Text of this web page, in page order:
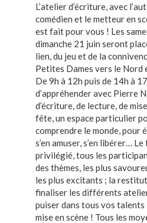
L’atelier d’écriture, avec
comédien et le metteur en
est fait pour vous ! Les
dimanche 21 juin seront
lien, du jeu et de la
Petites Dames vers le Nord
De 9h à 12h puis de 14h à
d’appréhender avec Pierre
d’écriture, de lecture, de
fête, un espace particulier
comprendre le monde, pour
s’en amuser, s’en libérer…
privilégié, tous les
des thèmes, les plus
les plus excitants ; la
finaliser les différents
puiser dans tous vos talents
mise en scène ! Tous les